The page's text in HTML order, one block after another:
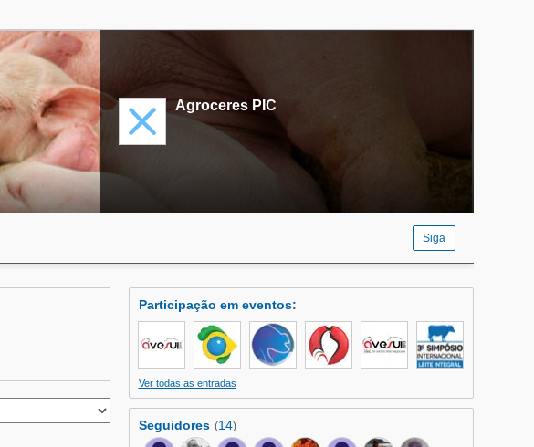
Agroceres PIC
Siga
Participação em eventos:
Ver todas as entradas
Seguidores (14)